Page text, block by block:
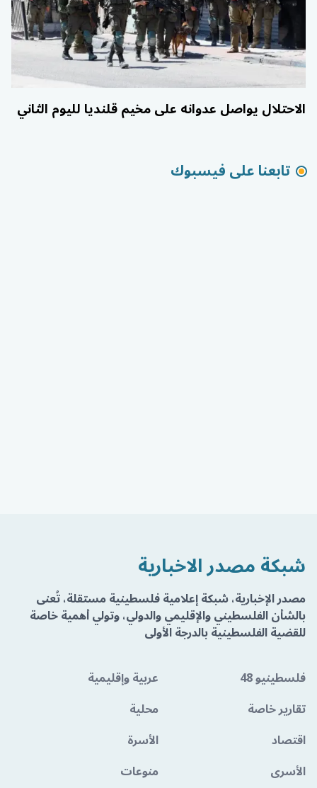
الاحتلال يواصل عدوانه على مخيم قلنديا لليوم الثاني
تابعنا على فيسبوك
شبكة مصدر الاخبارية
مصدر الإخبارية، شبكة إعلامية فلسطينية مستقلة، تُعنى
بالشأن الفلسطيني والإقليمي والدولي، وتولي أهمية خاصة
للقضية الفلسطينية بالدرجة الأولى
فلسطينيو 48
عربية وإقليمية
تقارير خاصة
محلية
اقتصاد
الأسرة
الأسرى
منوعات